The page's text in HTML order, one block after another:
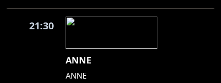
21:30
ANNE
ANNE